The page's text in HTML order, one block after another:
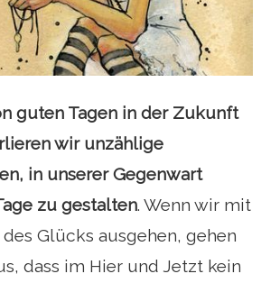
guten Tagen in der Zukunft
wir unzählige
in unserer Gegenwart
zu gestalten. Wenn wir mit
Glücks ausgehen, gehen
dass im Hier und Jetzt kein